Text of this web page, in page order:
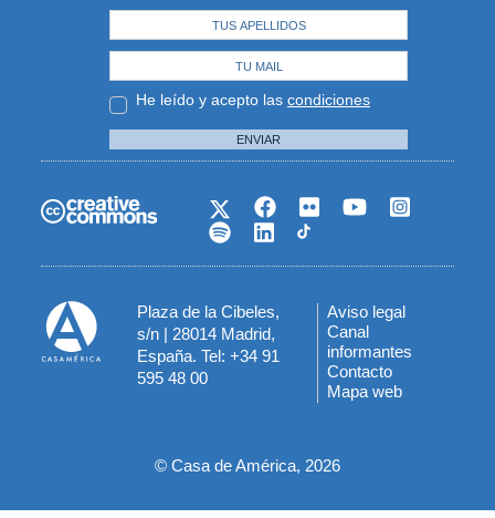
He leído y acepto las condiciones
ENVIAR
Plaza de la Cibeles,
s/n | 28014 Madrid,
España. Tel: +34 91
595 48 00
Menú
del
pie
Aviso legal
Canal
informantes
Contacto
Mapa web
© Casa de América, 2026